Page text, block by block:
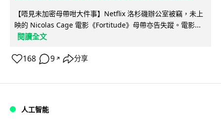
【唔見未加密母帶咁大件事】Netflix 洛杉磯辦公室被竊，未上
映的 Nicolas Cage 電影《Fortitude》母帶亦告失蹤。電影...
閱讀全文
168 9 ↗ 分享
人工智能